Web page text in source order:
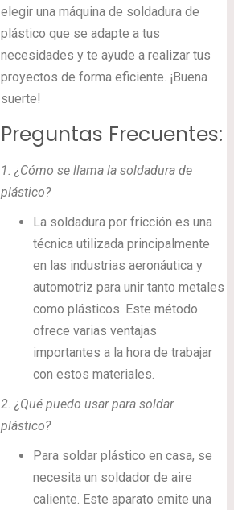
elegir una máquina de soldadura de
plástico que se adapte a tus
necesidades y te ayude a realizar tus
proyectos de forma eficiente. ¡Buena
suerte!
Preguntas Frecuentes:
1.¿Cómo se llama la soldadura de
plástico?
La soldadura por fricción es una
técnica utilizada principalmente
en las industrias aeronáutica y
automotriz para unir tanto metales
como plásticos. Este método
ofrece varias ventajas
importantes a la hora de trabajar
con estos materiales.
2.¿Qué puedo usar para soldar
plástico?
Para soldar plástico en casa, se
necesita un soldador de aire
caliente. Este aparato emite una